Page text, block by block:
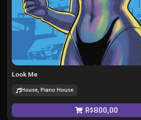
Look Me
House, Piano House
R$800,00